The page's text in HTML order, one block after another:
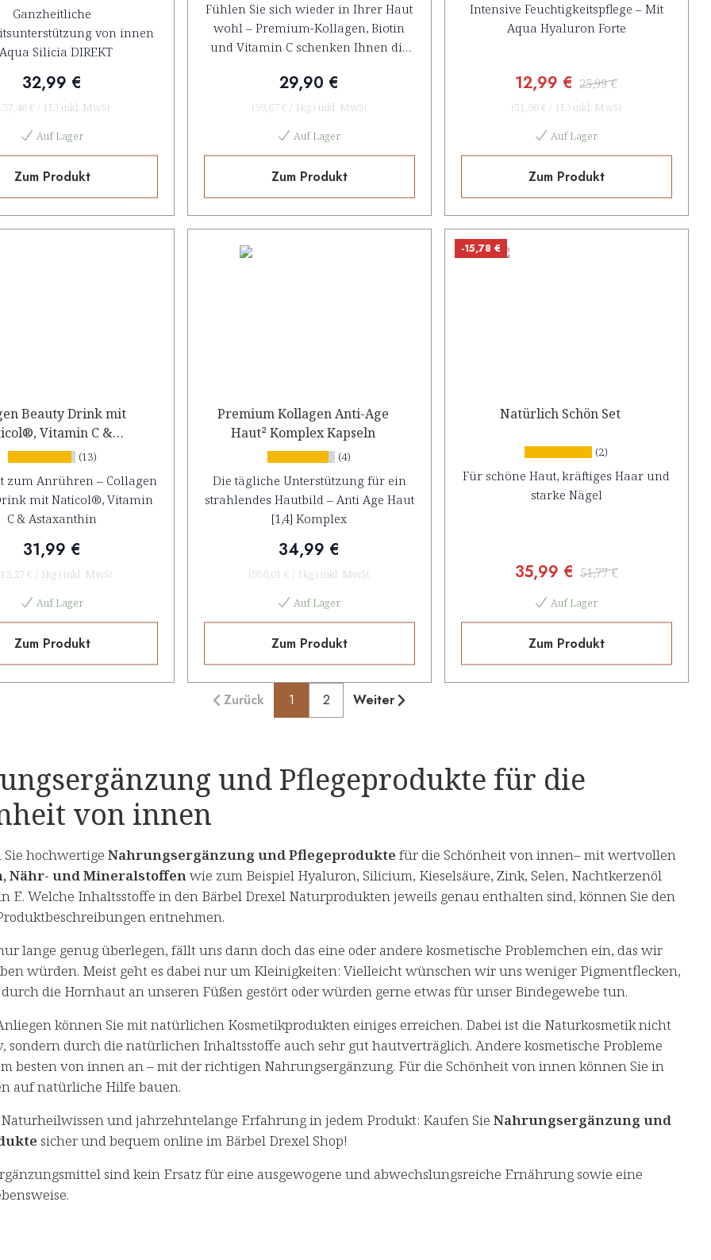
Ganzheitliche
von innen
Silicia DIREKT
32,99 €
€ / 1L) inkl. MwSt
Auf Lager
Zum Produkt
Fühlen Sie sich wieder in Ihrer Haut
wohl – Premium-Kollagen, Biotin
und Vitamin C schenken Ihnen die
strahlt
29,90 €
(99,67 € / 1kg) inkl. MwSt
Auf Lager
Zum Produkt
Intensive Feuchtigkeitspflege – Mit
Aqua Hyaluron Forte
12,99 € 25,99 €
(51,96 € / 1L) inkl. MwSt
Auf Lager
Zum Produkt
Beauty Drink mit
Vitamin C &
Astaxanthin(13)
zum Anrühren – Collagen
mit Naticol®, Vitamin
C & Astaxanthin
31,99 €
€ / 1kg) inkl. MwSt
Auf Lager
Zum Produkt
Premium Kollagen Anti-Age
Haut² Komplex​ Kapseln
(4)
Die tägliche Unterstützung für ein
strahlendes Hautbild – Anti Age Haut
[1,4] Komplex
34,99 €
(956,01 € / 1kg) inkl. MwSt
Auf Lager
Zum Produkt
-15,78 €
Natürlich Schön Set
(2)
Für schöne Haut, kräftiges Haar und
starke Nägel
35,99 € 51,77 €
Auf Lager
Zum Produkt
Zurück 1 2 Weiter
und Pflegeprodukte für die
von innen
hochwertige Nahrungsergänzung und Pflegeprodukte für die Schönheit von innen– mit wertvollen
Nähr- und Mineralstoffenwie zum Beispiel Hyaluron, Silicium, Kieselsäure, Zink, Selen, Nachtkerzenöl
E. Welche Inhaltsstoffe in den Bärbel Drexel Naturprodukten jeweils genau enthalten sind, können Sie den
entnehmen.
lange genug überlegen, fällt uns dann doch das eine oder andere kosmetische Problemchen ein, das wir
würden. Meist geht es dabei nur um Kleinigkeiten: Vielleicht wünschen wir uns weniger Pigmentflecken,
die Hornhaut an unseren Füßen gestört oder würden gerne etwas für unser Bindegewebe tun.
können Sie mit natürlichen Kosmetikprodukten einiges erreichen. Dabei ist die Naturkosmetik nicht
sondern durch die natürlichen Inhaltsstoffe auch sehr gut hautverträglich. Andere kosmetische Probleme
besten von innen an – mit der richtigen Nahrungsergänzung. Für die Schönheit von innen können Sie in
auf natürliche Hilfe bauen.
und jahrzehntelange Erfahrung in jedem Produkt: Kaufen Sie Nahrungsergänzung und
sicher und bequem online im Bärbel Drexel Shop!
sind kein Ersatz für eine ausgewogene und abwechslungsreiche Ernährung sowie eine